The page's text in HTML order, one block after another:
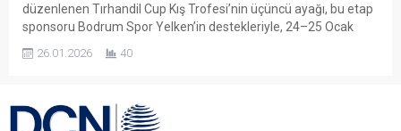
düzenlenen Tırhandil Cup Kış Trofesi’nin üçüncü ayağı, bu etap
sponsoru Bodrum Spor Yelken’in destekleriyle, 24–25 Ocak
tamamlandı. 10. yılını kutlayan trofede, kış koşullarının belirleyici
26.01.2026 40